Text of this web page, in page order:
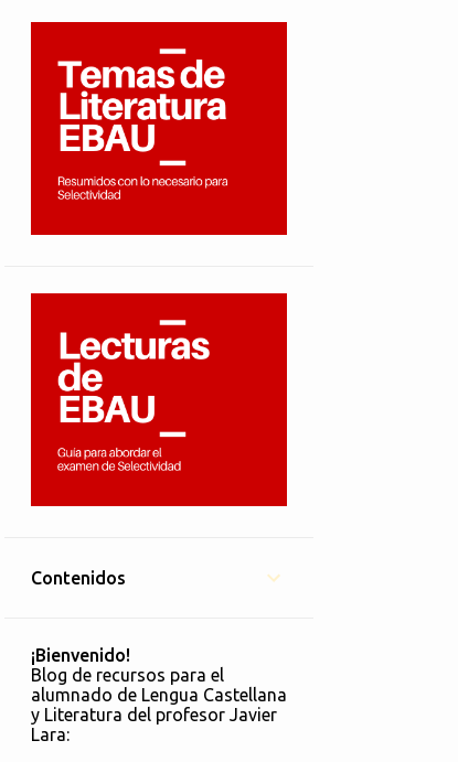
Contenidos
¡Bienvenido!
Blog de recursos para el
alumnado de Lengua Castellana
y Literatura del profesor Javier
Lara: